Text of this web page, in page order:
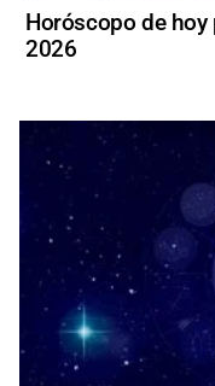
Horóscopo de hoy
2026